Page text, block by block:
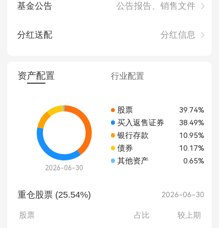
基金公告 公告报告、销售文件
分红送配 分红信息
资产配置 行业配置
2026-06-30
股票 39.74%
买入返售证券 38.49%
银行存款 10.95%
债券 10.17%
其他资产 0.65%
重仓股票 (25.54%) 2026-06-30
股票 占比 较上期